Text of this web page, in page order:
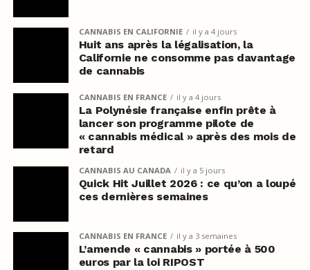
CANNABIS EN CALIFORNIE il y a 4 jours
Huit ans après la légalisation, la
Californie ne consomme pas davantage
de cannabis
CANNABIS EN FRANCE il y a 4 jours
La Polynésie française enfin prête à
lancer son programme pilote de
« cannabis médical » après des mois de
retard
CANNABIS AU CANADA il y a 5 jours
Quick Hit Juillet 2026 : ce qu’on a loupé
ces dernières semaines
CANNABIS EN FRANCE il y a 3 semaines
L’amende « cannabis » portée à 500
euros par la loi RIPOST